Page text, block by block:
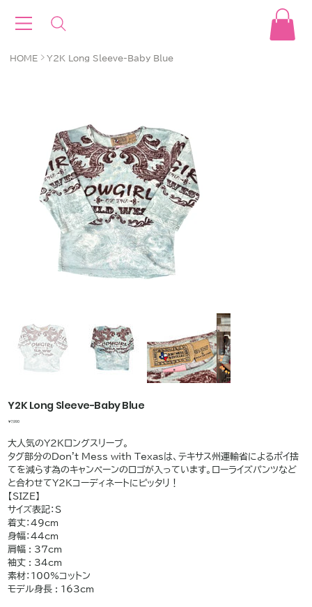
HOME > Y2K Long Sleeve-Baby Blue
Y2K Long Sleeve-Baby Blue
価
￥7,990
大人気のY2Kロングスリーブ。
タグ部分のDon't Mess with Texasは、テキサス州運輸省によるポイ捨
てを減らす為のキャンペーンのロゴが入っています。ローライズパンツなど
と合わせてY2Kコーディネートにピッタリ！
【SIZE】
サイズ表記：S
着丈：49cm
身幅：44cm
肩幅 : 37cm
袖丈 : 34cm
素材：100%コットン
モデル身長 : 163cm